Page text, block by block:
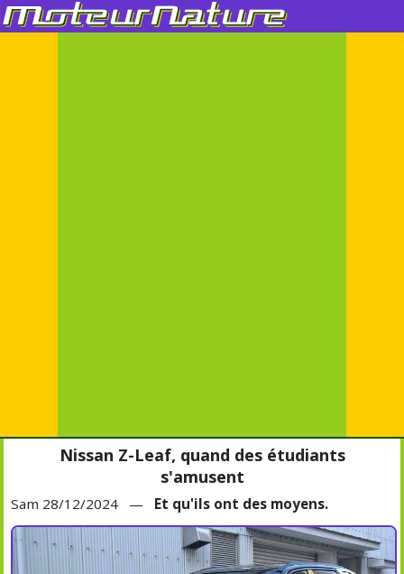
Nissan Z-Leaf, quand des étudiants
s'amusent
Sam 28/12/2024 — Et qu'ils ont des moyens.